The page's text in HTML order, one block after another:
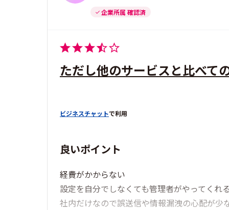
企業所属 確認済
ただし他のサービスと比べて
ビジネスチャットで利用
良いポイント
経費がかからない
設定を自分でしなくても管理者がやってくれ
社内だけなので誤送信や情報漏洩の心配が少